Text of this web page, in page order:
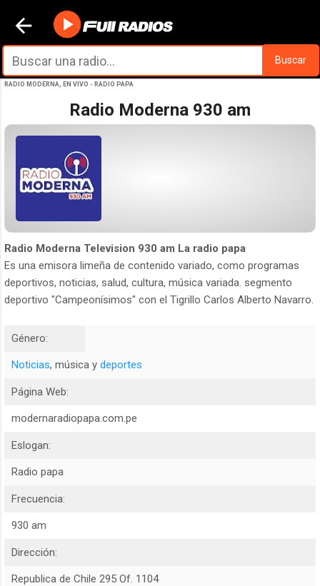
Ir al contenido principal
Buscar
RADIO MODERNA, EN VIVO - RADIO PAPA
Radio Moderna 930 am
Radio Moderna Television 930 am La radio papa
Es una emisora limeña de contenido variado, como programas
deportivos, noticias, salud, cultura, música variada. segmento
deportivo "Campeonísimos" con el Tigrillo Carlos Alberto Navarro.
Género:
Noticias, música y deportes
Página Web:
modernaradiopapa.com.pe
Eslogan:
Radio papa
Frecuencia:
930 am
Dirección:
Republica de Chile 295 Of. 1104